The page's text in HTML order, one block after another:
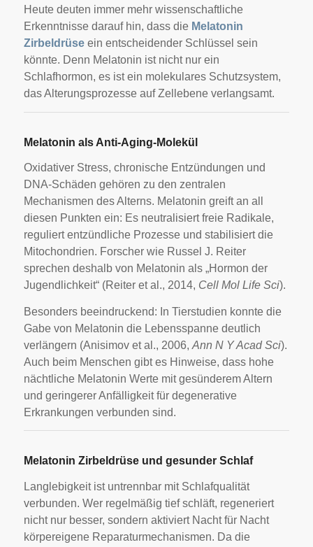
Heute deuten immer mehr wissenschaftliche
Erkenntnisse darauf hin, dass die Melatonin
Zirbeldrüseein entscheidender Schlüssel sein
könnte. Denn Melatonin ist nicht nur ein
Schlafhormon, es ist ein molekulares Schutzsystem,
das Alterungsprozesse auf Zellebene verlangsamt.
Melatonin als Anti-Aging-Molekül
Oxidativer Stress, chronische Entzündungen und
DNA-Schäden gehören zu den zentralen
Mechanismen des Alterns. Melatonin greift an all
diesen Punkten ein: Es neutralisiert freie Radikale,
reguliert entzündliche Prozesse und stabilisiert die
Mitochondrien. Forscher wie Russel J. Reiter
sprechen deshalb von Melatonin als „Hormon der
Jugendlichkeit“ (Reiter et al., 2014, Cell Mol Life Sci).
Besonders beeindruckend: In Tierstudien konnte die
Gabe von Melatonin die Lebensspanne deutlich
verlängern (Anisimov et al., 2006, Ann N Y Acad Sci).
Auch beim Menschen gibt es Hinweise, dass hohe
nächtliche Melatonin Werte mit gesünderem Altern
und geringerer Anfälligkeit für degenerative
Erkrankungen verbunden sind.
Melatonin Zirbeldrüse und gesunder Schlaf
Langlebigkeit ist untrennbar mit Schlafqualität
verbunden. Wer regelmäßig tief schläft, regeneriert
nicht nur besser, sondern aktiviert Nacht für Nacht
körpereigene Reparaturmechanismen. Da die